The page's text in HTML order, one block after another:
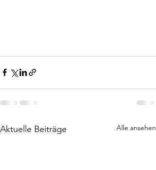
Aktuelle Beiträge Alle ansehen